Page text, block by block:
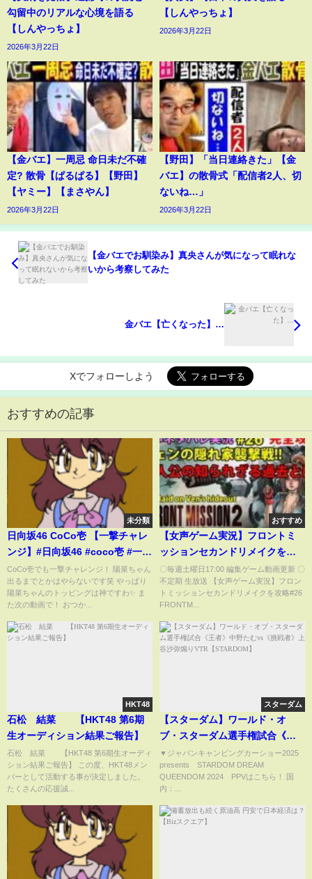
勾留中のリアルな心境を語る
【しんやっちょ】
2026年3月22日
【しんやっちょ】
2026年3月22日
【金バエ】一周忌 命日未だ不確
定? 散骨【ぱるぱる】【野田】
【ヤミー】【まさやん】
2026年3月22日
【野田】「当日連絡きた」【金
バエ】の散骨式「配信者2人、切
ないね…」
2026年3月22日
【金バエでお馴染み】真央さんが気になって眠れな
いから考察してみた
金バエ【亡くなった】…
Xでフォローしよう
おすすめの記事
未分類
日向坂46 CoCo壱 【一撃チャレ
ンジ】#日向坂46 #coco壱 #一撃
チャレンジ #河田陽菜
CoCo壱でも一撃チャレンジ！ 陽菜ちゃん
出るまでとかはやらないです笑 やっぱり
陽菜ちゃんのトッピングは神ですわ✨ ま
た次の動画で！ おつか...
おすすめ
【女声ゲーム実況】フロントミ
ッションセカンドリメイクを攻
略#26 FRONTMISSION2nd
remake
〇毎週土曜日17:00 編集ゲーム動画更新 〇
不定期 生放送 【女声ゲーム実況】フロン
トミッションセカンドリメイクを攻略#26
FRONTM...
HKT48
石松 結菜 【HKT48 第6期
生オーディション結果ご報告】
石松 結菜 【HKT48 第6期生オーディ
ション結果ご報告】 この度、HKT48メン
バーとして活動する事が決定しました。
たくさんの応援誠...
スターダム
【スターダム】ワールド・オ
ブ・スターダム選手権試合《王
者》中野たむvs《挑戦者》上谷
沙弥煽りVTR【STARDOM】
▼ジャパンキャンピングカーショー2025
presents STARDOM DREAM
QUEENDOM 2024 PPVはこちら！ 国
内：...